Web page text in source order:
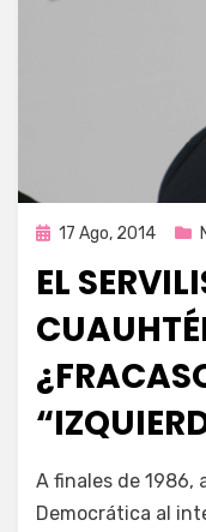
Publicada
17 Ago, 2014
EL
por Enrique
A finales de 1986,
Democrática al